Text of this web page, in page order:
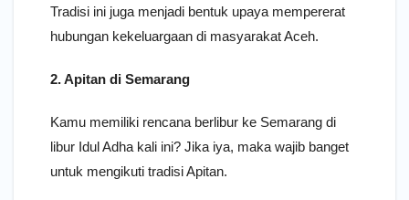
Tradisi ini juga menjadi bentuk upaya mempererat
hubungan kekeluargaan di masyarakat Aceh.
2. Apitan di Semarang
Kamu memiliki rencana berlibur ke Semarang di
libur Idul Adha kali ini? Jika iya, maka wajib banget
untuk mengikuti tradisi Apitan.